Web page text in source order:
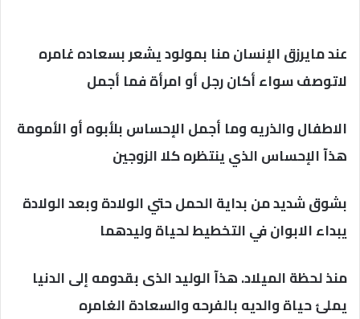
عند مايرزق الإنسان منا بمولود يشعر بسعاده غامره
لاتوصف سواء أكان رجل أو امرأة فما أجمل
الاطفال والذريه وما أجمل الإحساس بلأبوه أو الأمومة
هذآ الإحساس الذي ينتظره كلا الزوجين
بشوق شديد من بداية الحمل حتي الولادة وبعد الولادة
يبداء الابوان في التخطيط لحياة وليدهما
منذ لحظة الميلاد. هذآ الوليد الذى بقدومه إلى الدنيا
يملئ حياة والديه بالفرحه والسعادة الغامره